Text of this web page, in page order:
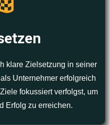
klare Zielsetzung in seiner
Unternehmer erfolgreich
fokussiert verfolgst, um
Erfolg zu erreichen.